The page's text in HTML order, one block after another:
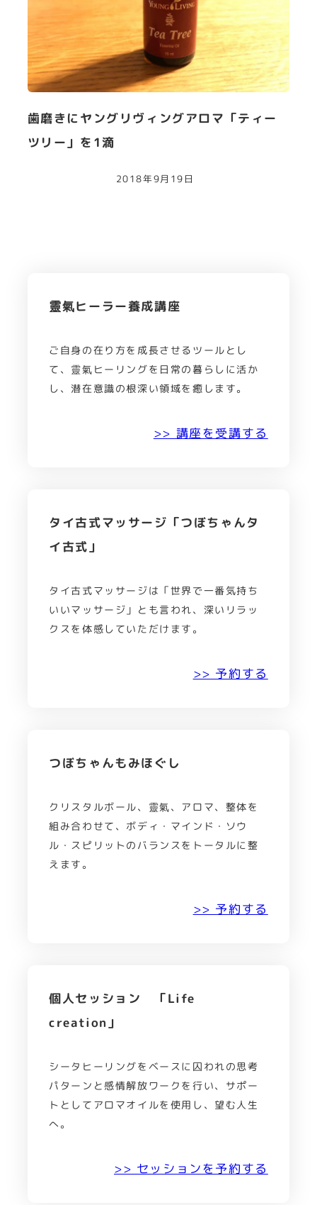
歯磨きにヤングリヴィングアロマ「ティー
ツリー」を1滴
2018年9月19日
靈氣ヒーラー養成講座
ご自身の在り方を成長させるツールとし
て、靈氣ヒーリングを日常の暮らしに活か
し、潜在意識の根深い領域を癒します。
>> 講座を受講する
タイ古式マッサージ「つぼちゃんタ
イ古式」
タイ古式マッサージは「世界で一番気持ち
いいマッサージ」とも言われ、深いリラッ
クスを体感していただけます。
>> 予約する
つぼちゃんもみほぐし
クリスタルボール、靈氣、アロマ、整体を
組み合わせて、ボディ・マインド・ソウ
ル・スピリットのバランスをトータルに整
えます。
>> 予約する
個人セッション 「Life
creation」
シータヒーリングをベースに囚われの思考
パターンと感情解放ワークを行い、サポー
トとしてアロマオイルを使用し、望む人生
へ。
>> セッションを予約する